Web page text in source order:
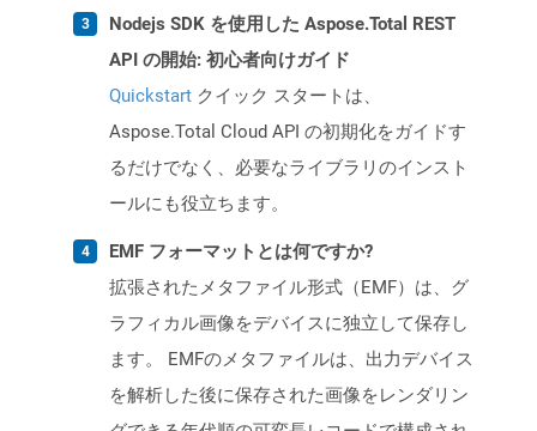
Nodejs SDK を使用した Aspose.Total REST
API の開始: 初心者向けガイド
Quickstart クイック スタートは、
Aspose.Total Cloud API の初期化をガイドす
るだけでなく、必要なライブラリのインスト
ールにも役立ちます。
EMF フォーマットとは何ですか?
拡張されたメタファイル形式（EMF）は、グ
ラフィカル画像をデバイスに独立して保存し
ます。 EMFのメタファイルは、出力デバイス
を解析した後に保存された画像をレンダリン